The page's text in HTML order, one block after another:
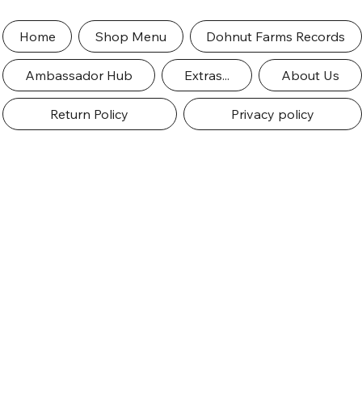
Home Shop Menu Dohnut Farms Records
Ambassador Hub Extras... About Us
Return Policy Privacy policy